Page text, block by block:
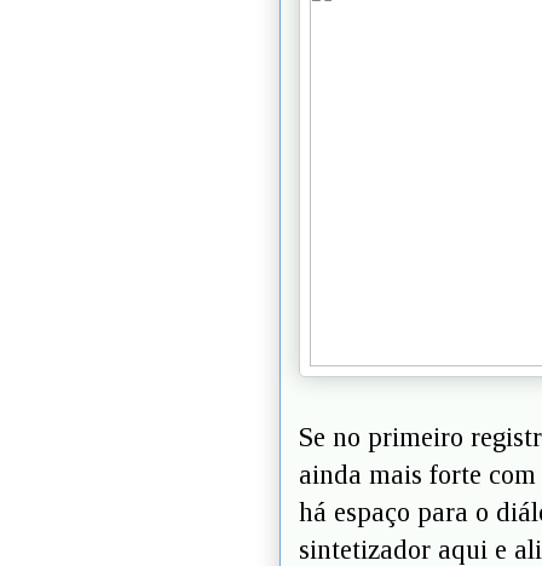
Se no primeiro
ainda mais forte
há espaço para o
sintetizador aqui e